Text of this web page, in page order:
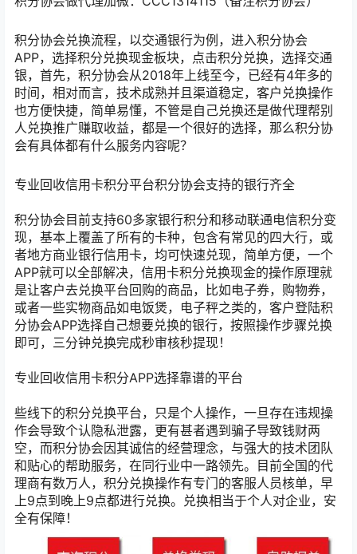
积分协会兑换流程，以交通银行为例，进入积分协会
APP，选择积分兑换现金板块，点击积分兑换，选择交通
银，首先，积分协会从2018年上线至今，已经有4年多的
时间，相对而言，技术成熟并且渠道稳定，客户兑换操作
也方便快捷，简单易懂，不管是自己兑换还是做代理帮别
人兑换推广赚取收益，都是一个很好的选择，那么积分协
会有具体都有什么服务内容呢？
专业回收信用卡积分平台积分协会支持的银行齐全
积分协会目前支持60多家银行积分和移动联通电信积分变
现，基本上覆盖了所有的卡种，包含有常见的四大行，或
者地方商业银行信用卡，均可快速兑现，简单方便，一个
APP就可以全部解决，信用卡积分兑换现金的操作原理就
是让客户去兑换平台回购的商品，比如电子券，购物券，
或者一些实物商品如电饭煲，电子秤之类的，客户登陆积
分协会APP选择自己想要兑换的银行，按照操作步骤兑换
即可，三分钟兑换完成秒审核秒提现！
专业回收信用卡积分APP选择靠谱的平台
些线下的积分兑换平台，只是个人操作，一旦存在违规操
作会导致个认隐私泄露，更有甚者遇到骗子导致钱财两
空，而积分协会因其诚信的经营理念，与强大的技术团队
和贴心的帮助服务，在同行业中一路领先。目前全国的代
理商有数万人，积分兑换操作有专门的客服人员核单，早
上9点到晚上9点都进行兑换。兑换相当于个人对企业，安
全有保障！